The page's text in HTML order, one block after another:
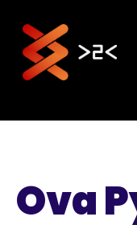
contenu
Ova